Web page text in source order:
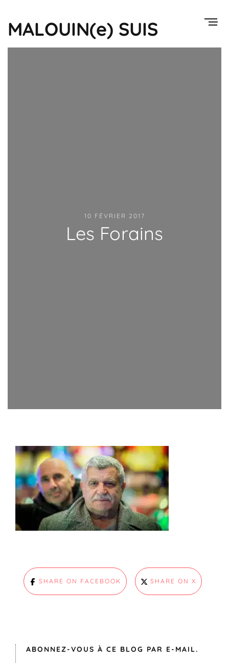
MALOUIN(e) SUIS
10 FÉVRIER 2017
Les Forains
SHARE ON FACEBOOK SHARE ON X
ABONNEZ-VOUS À CE BLOG PAR E-MAIL.